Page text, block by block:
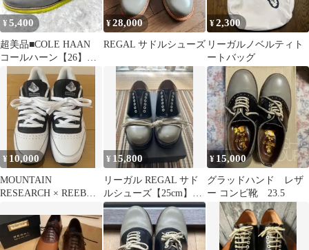
¥5,400
超美品■COLE HAAN
コールハーン【26】ル
ナグランド サドルシュ
¥28,000
REGAL サドルシューズ
¥2,300
リーガルノベルティト
ートバッグ
¥ 10,000
MOUNTAIN
RESEARCH × REEBOK
¥ 15,800
リーガル REGAL サド
ルシューズ【25cm】ブ
ラック グレー2051 紐付
き
¥ 15,000
グラッドハンド レザ
ー コンビ靴 23.5